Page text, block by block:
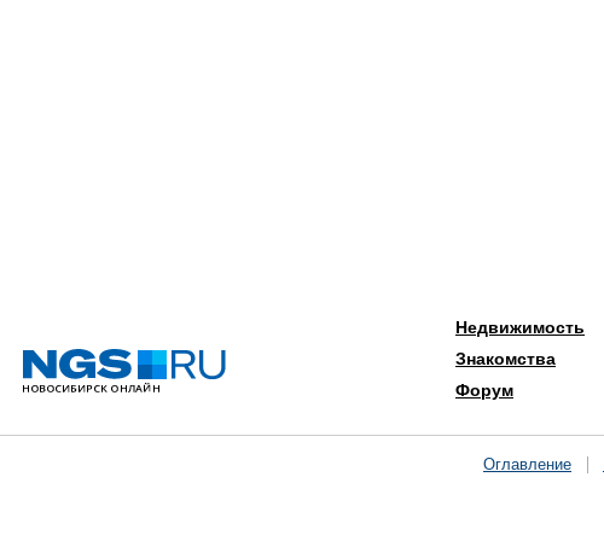
Недвижимость
Знакомства
Форум
Оглавление